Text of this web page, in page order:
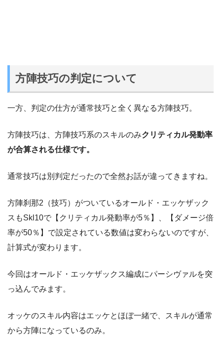
方陣技巧の判定について
一方、判定の仕方が通常技巧と全く異なる方陣技巧。
方陣技巧は、方陣技巧系のスキルのみクリティカル発動率
が合算される仕様です。
通常技巧は別判定だったので全然お話が違ってきますね。
方陣刹那2（技巧）がついているオールド・エッケザック
スもSkl10で【クリティカル発動率が5％】、【ダメージ倍
率が50％】で設定されている数値は変わらないのですが、
計算式が変わります。
今回はオールド・エッケザックス編成にパーシヴァルを突
っ込んでみます。
オッケのスキル内容はエッケとほぼ一緒で、スキルが通常
から方陣になっているのみ。